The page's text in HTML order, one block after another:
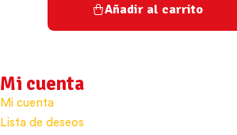
piñones
quantity
Añadir al carrito
Mi cuenta
Mi cuenta
Lista de deseos